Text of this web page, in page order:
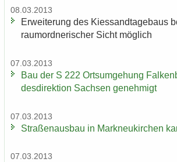
08.03.2013
Er­wei­te­rung des Kies­sand­ta­ge­baus
raum­ord­ne­ri­scher Sicht mög­lich
07.03.2013
Bau der S 222 Orts­um­ge­hung
des­di­rek­ti­on Sach­sen ge­neh­migt
07.03.2013
Stra­ßen­aus­bau in Mark­neu­kir­chen
07.03.2013